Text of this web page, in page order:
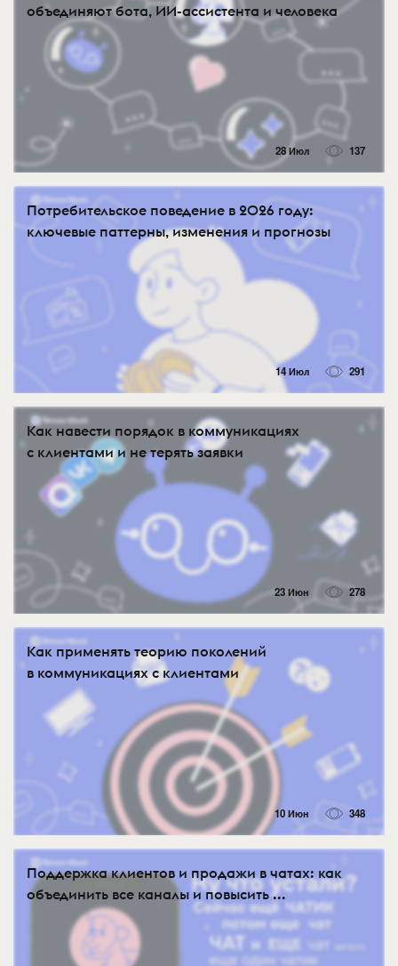
объединяют бота, ИИ-ассистента и человека
28 Июл 137
Потребительское поведение в 2026 году:
ключевые паттерны, изменения и прогнозы
14 Июл 291
Как навести порядок в коммуникациях
с клиентами и не терять заявки
23 Июн 278
Как применять теорию поколений
в коммуникациях с клиентами
10 Июн 348
Поддержка клиентов и продажи в чатах: как
объединить все каналы и повысить ...